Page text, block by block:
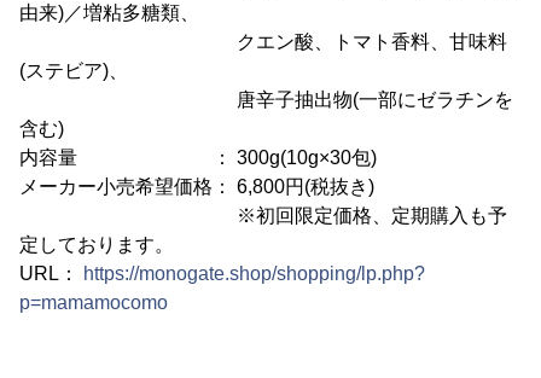
由来)／増粘多糖類、
クエン酸、トマト香料、甘味料
(ステビア)、
唐辛子抽出物(一部にゼラチンを
含む)
内容量 ： 300g(10g×30包)
メーカー小売希望価格： 6,800円(税抜き)
※初回限定価格、定期購入も予
定しております。
URL：
https://monogate.shop/shopping/lp.php?
p=mamamocomo